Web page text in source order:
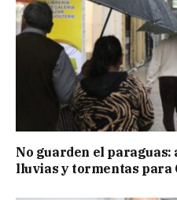
No guarden el
lluvias y tormentas para